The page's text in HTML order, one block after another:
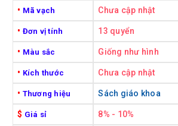
• Mã vạch Chưa cập nhật
• Đơn vị tính 13 quyển
• Màu sắc Giống như hình
• Kích thước Chưa cập nhật
• Thương hiệu Sách giáo khoa
$ Giá sỉ 8% - 10%